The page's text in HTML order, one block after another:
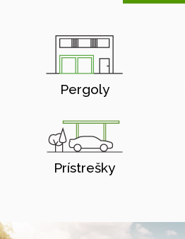
Pergoly
Prístrešky